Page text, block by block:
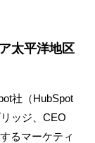
太平洋地区
社（HubSpot
ッジ、CEO
るマーケティ